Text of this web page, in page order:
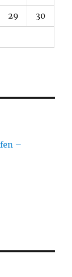
29 30
–